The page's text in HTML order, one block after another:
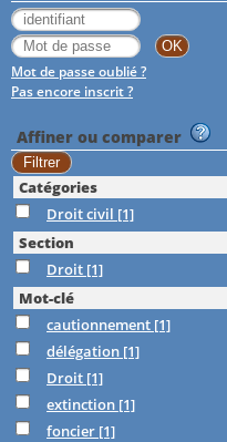
Mot de passe oublié ?
Pas encore inscrit ?
Affiner ou comparer
Catégories
Droit civil [1]
Section
Droit [1]
Mot-clé
cautionnement [1]
délégation [1]
Droit [1]
extinction [1]
foncier [1]